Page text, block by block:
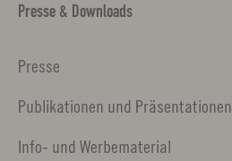
Presse & Downloads
Presse
Publikationen und Präsentationen
Info- und Werbematerial